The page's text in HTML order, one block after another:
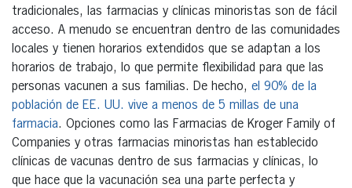
tradicionales, las farmacias y clínicas minoristas son de fácil
acceso. A menudo se encuentran dentro de las comunidades
locales y tienen horarios extendidos que se adaptan a los
horarios de trabajo, lo que permite flexibilidad para que las
personas vacunen a sus familias. De hecho, el 90% de la
población de EE. UU. vive a menos de 5 millas de una
farmacia. Opciones como las Farmacias de Kroger Family of
Companies y otras farmacias minoristas han establecido
clínicas de vacunas dentro de sus farmacias y clínicas, lo
que hace que la vacunación sea una parte perfecta y